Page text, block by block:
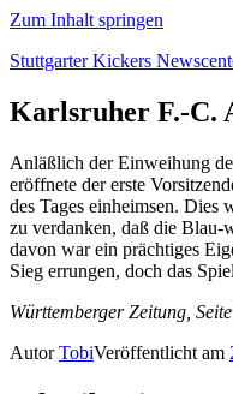
Zum Inhalt springen
Stuttgarter Kickers
Karlsruher F.-C.
Anläßlich der Einweihung
eröffnete der erste
des Tages einheimsen.
zu verdanken, daß die Blau-
davon war ein prächtiges
Sieg errungen, doch das
Württemberger Zeitung,
AutorTobiVeröffentlicht am